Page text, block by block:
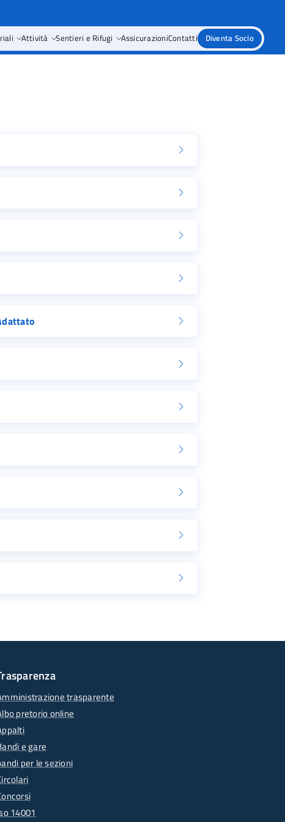
Attività Sentieri e Rifugi AssicurazioniContatti Diventa Socio
trasparente
pretorio online
e gare
per le sezioni
14001